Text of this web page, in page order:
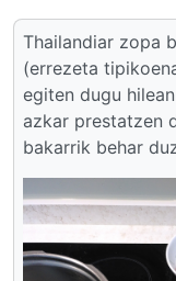
Thailandiar zopa
(errezeta
egiten dugu
azkar prestatzen
bakarrik behar